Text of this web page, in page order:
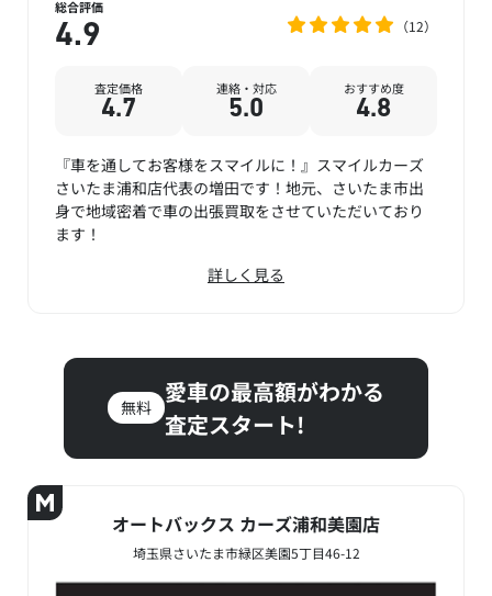
総合評価
4.9 12
査定価格
4.7
連絡・対応
5.0
おすすめ度
4.8
『車を通してお客様をスマイルに！』スマイルカーズ
さいたま浦和店代表の増田です！地元、さいたま市出
身で地域密着で車の出張買取をさせていただいており
ます！
詳しく見る
無料
愛車の最高額がわかる
査定スタート!
オートバックス カーズ浦和美園店
埼玉県さいたま市緑区美園5丁目46-12